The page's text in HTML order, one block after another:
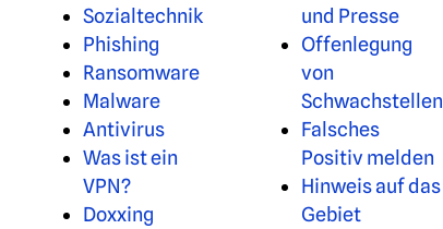
Sozialtechnik
Phishing
Ransomware
Malware
Antivirus
Was ist ein
VPN?
Doxxing
und Presse
Offenlegung
von
Schwachstellen
Falsches
Positiv melden
Hinweis auf das
Gebiet